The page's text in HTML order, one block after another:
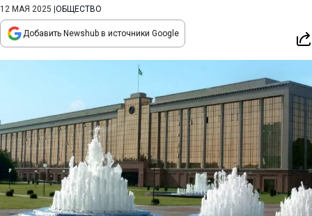
12 МАЯ 2025 ОБЩЕСТВО
Добавить Newshub в источники Google